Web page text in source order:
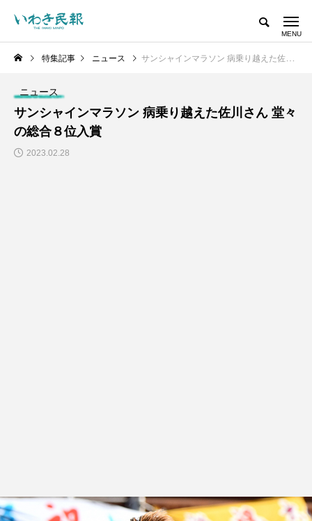
特集記事 ニュース サンシャインマラソン 病乗り越えた佐川さん 堂々の総合８位入賞
ニュース
サンシャインマラソン 病乗り越えた佐川さん 堂々
の総合８位入賞
2023.02.28